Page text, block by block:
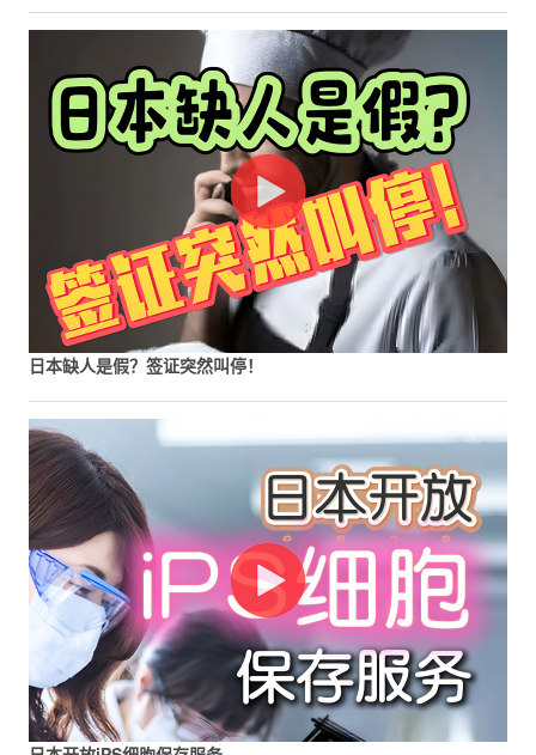
日本缺人是假？签证突然叫停！